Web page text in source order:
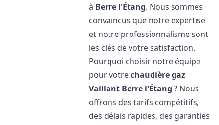
à Berre l'Étang. Nous sommes
convaincus que notre expertise
et notre professionnalisme sont
les clés de votre satisfaction.
Pourquoi choisir notre équipe
pour votrechaudière gaz
Vaillant Berre l'Étang ? Nous
offrons des tarifs compétitifs,
des délais rapides, des garanties